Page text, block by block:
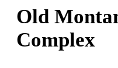
Old
Complex